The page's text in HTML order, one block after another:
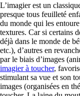
L’imagier est un
presque tous feuilleté
du monde qui les
textures. Car si certains
déjà dans le monde de
etc.), d’autres en
par le biais d’images
imagier à toucher,
stimulant sa vue et son
images (organisées en